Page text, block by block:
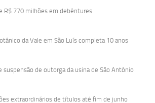
R$ 770 milhões em debêntures
da Vale em São Luís completa 10 anos
de outorga da usina de São Antônio
extraordinários de títulos até fim de junho